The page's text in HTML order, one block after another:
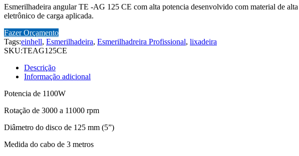
Esmerilhadeira angular TE -AG 125 CE com alta potencia desenvolvido com material de
eletrônico de carga aplicada.
Fazer Orçamento
Tags:einhell, Esmerilhadeira, Esmerilhadreira Profissional, lixadeira
SKU:TEAG125CE
Descrição
Informação adicional
Potencia de 1100W
Rotação de 3000 a 11000 rpm
Diâmetro do disco de 125 mm (5”)
Medida do cabo de 3 metros